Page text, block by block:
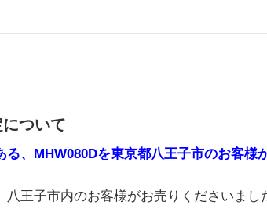
ついて
、MHW080Dを東京都八王子市のお客様
王子市内のお客様がお売りくださいまし